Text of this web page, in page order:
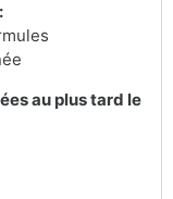
au plus tard le